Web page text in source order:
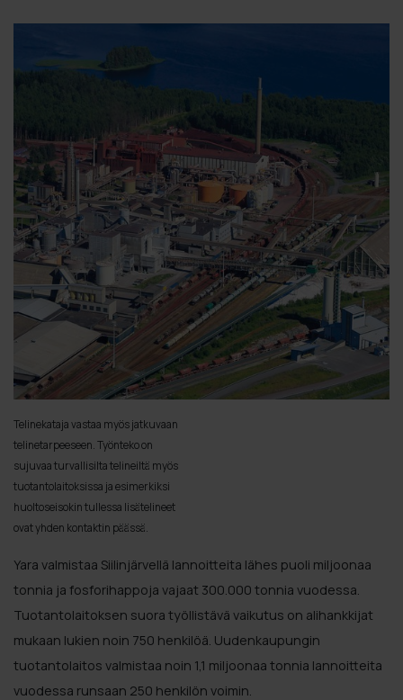
Telinekataja vastaa myös jatkuvaan
telinetarpeeseen. Työnteko on
sujuvaa turvallisilta telineiltä myös
tuotantolaitoksissa ja esimerkiksi
huoltoseisokin tullessa lisätelineet
ovat yhden kontaktin päässä.
Yara valmistaa Siilinjärvellä lannoitteita lähes puoli miljoonaa
tonnia ja fosforihappoja vajaat 300.000 tonnia vuodessa.
Tuotantolaitoksen suora työllistävä vaikutus on alihankkijat
mukaan lukien noin 750 henkilöä. Uudenkaupungin
tuotantolaitos valmistaa noin 1,1 miljoonaa tonnia lannoitteita
vuodessa runsaan 250 henkilön voimin.